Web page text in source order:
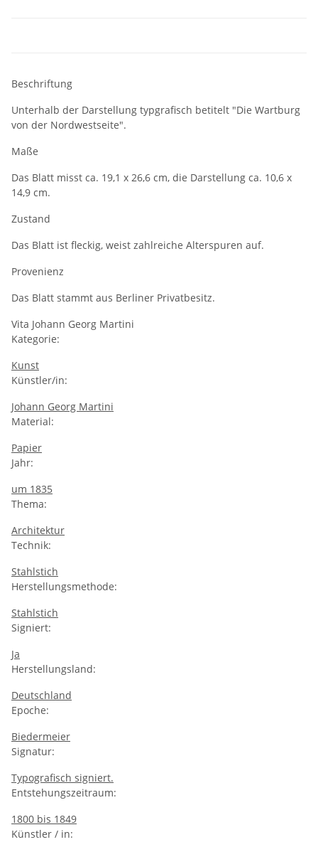
Beschriftung
Unterhalb der Darstellung typgrafisch betitelt "Die Wartburg
von der Nordwestseite".
Maße
Das Blatt misst ca. 19,1 x 26,6 cm, die Darstellung ca. 10,6 x
14,9 cm.
Zustand
Das Blatt ist fleckig, weist zahlreiche Alterspuren auf.
Provenienz
Das Blatt stammt aus Berliner Privatbesitz.
Vita Johann Georg Martini
Kategorie:
Kunst
Künstler/in:
Johann Georg Martini
Material:
Papier
Jahr:
um 1835
Thema:
Architektur
Technik:
Stahlstich
Herstellungsmethode:
Stahlstich
Signiert:
Ja
Herstellungsland:
Deutschland
Epoche:
Biedermeier
Signatur:
Typografisch signiert.
Entstehungszeitraum:
1800 bis 1849
Künstler / in: